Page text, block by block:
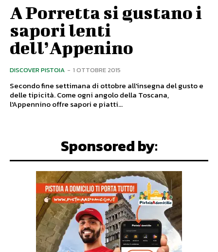
A Porretta si gustano i
sapori lenti
dell’Appenino
DISCOVER PISTOIA - 1 OTTOBRE 2015
Secondo fine settimana di ottobre all'insegna del gusto e
delle tipicità. Come ogni angolo della Toscana,
l'Appennino offre sapori e piatti...
Sponsored by: